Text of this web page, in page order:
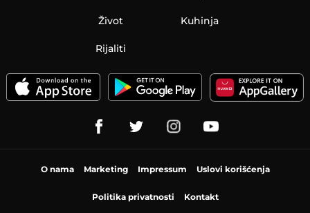
Život Kuhinja
Rijaliti
O nama Marketing Impressum Uslovi korišćenja
Politika privatnosti Kontakt